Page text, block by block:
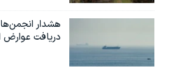
هشدار
دریافت عوارض